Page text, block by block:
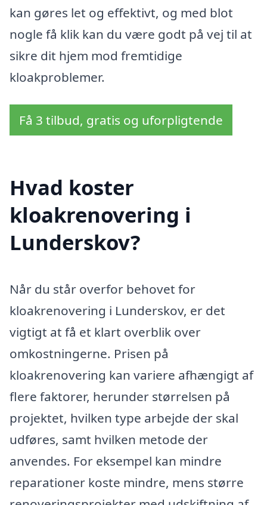
kan gøres let og effektivt, og med blot
nogle få klik kan du være godt på vej til at
sikre dit hjem mod fremtidige
kloakproblemer.
Få 3 tilbud, gratis og uforpligtende
Hvad koster
kloakrenovering i
Lunderskov?
Når du står overfor behovet for
kloakrenovering i Lunderskov, er det
vigtigt at få et klart overblik over
omkostningerne. Prisen på
kloakrenovering kan variere afhængigt af
flere faktorer, herunder størrelsen på
projektet, hvilken type arbejde der skal
udføres, samt hvilken metode der
anvendes. For eksempel kan mindre
reparationer koste mindre, mens større